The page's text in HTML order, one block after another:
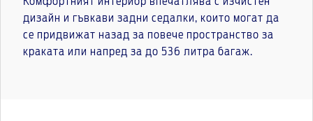
дизайн и гъвкави задни седалки, които могат да
се придвижат назад за повече пространство за
краката или напред за до 536 литра багаж.